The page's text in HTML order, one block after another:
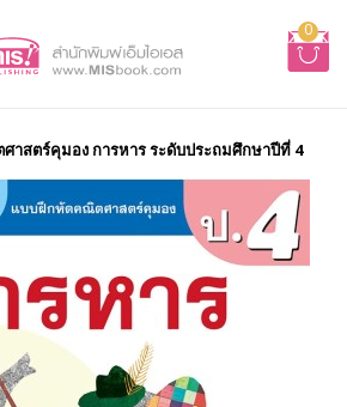
0
าสตร์คุมอง การหาร ระดับประถมศึกษาปีที่ 4